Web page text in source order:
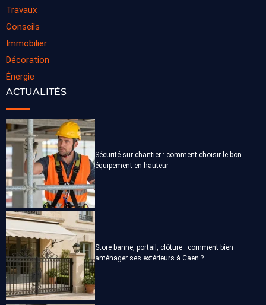
Travaux
Conseils
Immobilier
Décoration
Énergie
ACTUALITÉS
Sécurité sur chantier : comment choisir le bon
équipement en hauteur
Store banne, portail, clôture : comment bien
aménager ses extérieurs à Caen ?